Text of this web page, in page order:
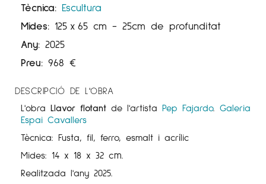
Tècnica: Escultura
Mides: 125 x 65 cm - 25cm de profunditat
Any: 2025
Preu: 968 €
DESCRIPCIÓ DE L'OBRA
L'obra Llavor flotant de l'artista Pep Fajardo. Galeria
Espai Cavallers
Tècnica: Fusta, fil, ferro, esmalt i acrílic
Mides: 14 x 18 x 32 cm.
Realitzada l'any 2025.